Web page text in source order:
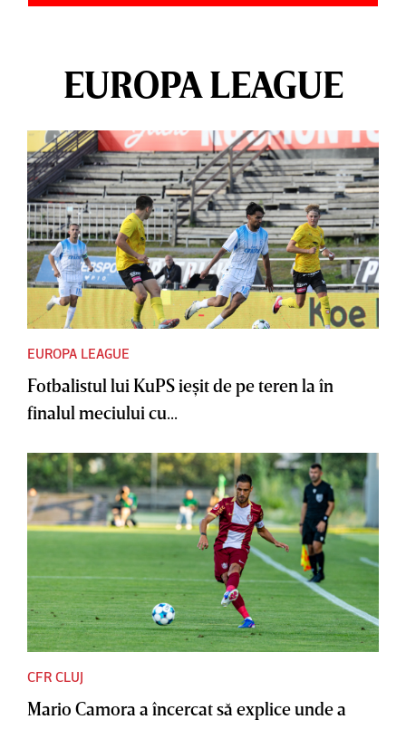
EUROPA LEAGUE
EUROPA LEAGUE
Fotbalistul lui KuPS ieşit de pe teren la în
finalul meciului cu...
CFR CLUJ
Mario Camora a încercat să explice unde a